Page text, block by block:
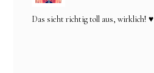
Das sieht richtig toll aus, wirklich! ♥